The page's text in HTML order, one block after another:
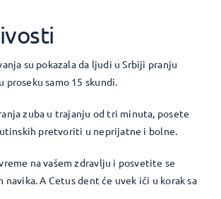
su pokazala da ljudi u Srbiji pranju
proseku samo 15 skundi.
zuba u trajanju od tri minuta, posete
pretvoriti u neprijatne i bolne.
na vašem zdravlju i posvetite se
navika. A Cetus dent će uvek ići u korak sa